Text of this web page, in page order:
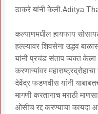
ठाकरे यांनी केली.Aditya
कल्याणमधील हायफाय
हल्ल्यावर शिवसेना उद्धव
यांनी प्रचंड संताप व्यक्त केला
करणाऱ्यांवर
देवेंद्र फडणवीस यांनी
मागणी करतानाच मराठी
ओसीच रद्द करण्याचा कायदा